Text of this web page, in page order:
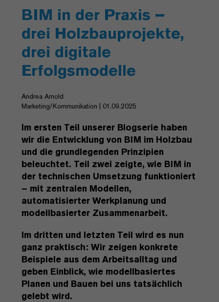
BIM in der Praxis –
drei Holzbauprojekte,
drei digitale
Erfolgsmodelle
Andrea Arnold
Marketing/Kommunikation | 01.09.2025
Im ersten Teil unserer Blogserie haben
wir die Entwicklung von BIM im Holzbau
und die grundlegenden Prinzipien
beleuchtet. Teil zwei zeigte, wie BIM in
der technischen Umsetzung funktioniert
– mit zentralen Modellen,
automatisierter Werkplanung und
modellbasierter Zusammenarbeit.
Im dritten und letzten Teil wird es nun
ganz praktisch: Wir zeigen konkrete
Beispiele aus dem Arbeitsalltag und
geben Einblick, wie modellbasiertes
Planen und Bauen bei uns tatsächlich
gelebt wird.